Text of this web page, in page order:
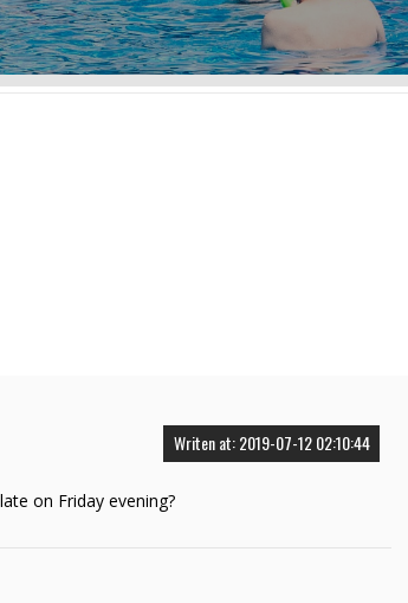
Writen at: 2019-07-12 02:10:44
on Friday evening?